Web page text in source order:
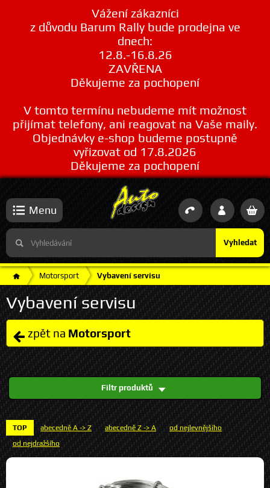
Vážení zákazníci
z důvodu Barum Rally bude prodejna ve
dnech:
12.8.-16.8.26
ZAVŘENA
Děkujeme za pochopení
V tomto termínu nebudeme mít možnost
přijímat telefony, ani reagovat na Vaše maily.
Objednávky e-shop budeme postupně
vyřizovat od 17.8.2026
Děkujeme za pochopení
Vyhledat
Menu
Motorsport Vybavení servisu
Vybavení servisu
zpět na Motorsport
Filtr produktů
TOP abecedně A -> Z abecedně Z -> A
od nejlevnějšího
od nejdražšího